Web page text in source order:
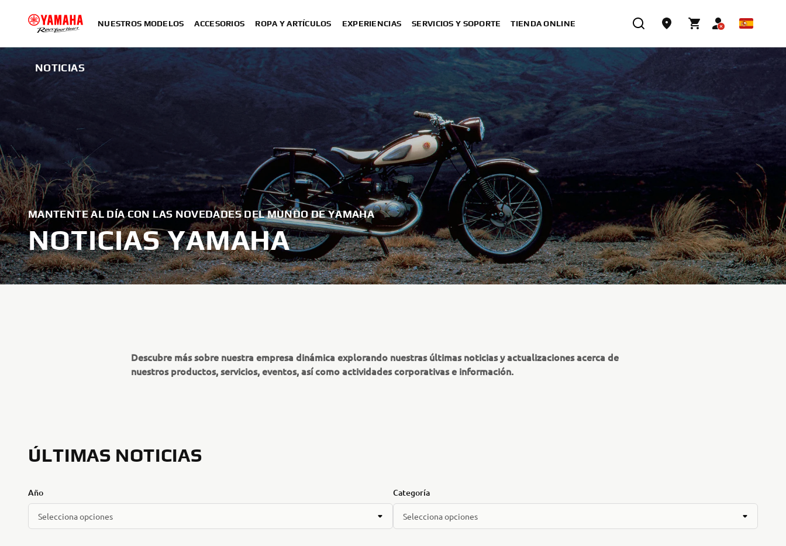
NUESTROS MODELOS ACCESORIOS ROPA Y ARTÍCULOS EXPERIENCIAS SERVICIOS Y SOPORTE TIENDA ONLINE
NOTICIAS
MANTENTE AL DÍA CON LAS NOVEDADES DEL MUNDO DE YAMAHA
NOTICIAS YAMAHA
Descubre más sobre nuestra empresa dinámica explorando nuestras últimas noticias y actualizaciones acerca de
nuestros productos, servicios, eventos, así como actividades corporativas e información.
ÚLTIMAS NOTICIAS
Año
Selecciona opciones
Categoría
Selecciona opciones